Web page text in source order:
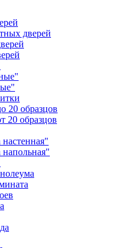
дверей
20 образцов
20 образцов